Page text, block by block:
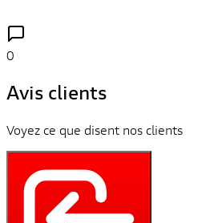
0
Avis clients
Voyez ce que disent nos clients